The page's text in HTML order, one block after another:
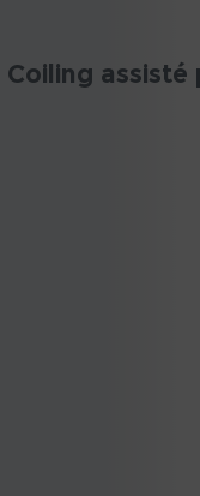
Coiling assisté